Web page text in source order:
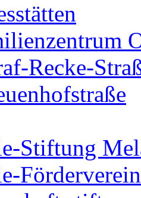
Recke-
Stiftung